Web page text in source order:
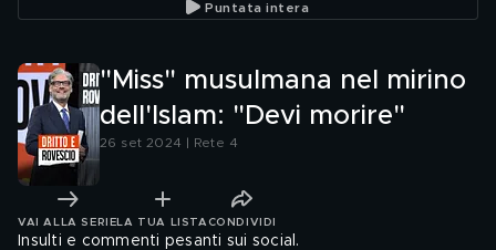
Puntata intera
"Miss" musulmana nel mirino
dell'Islam: "Devi morire"
26 set 2024 | Rete 4
VAI ALLA SERIE LA TUA LISTA CONDIVIDI
Insulti e commenti pesanti sui social.